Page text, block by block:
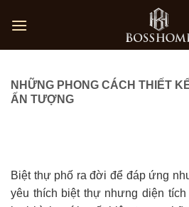
NHỮNG PHONG CÁCH THIẾT
ẤN TƯỢNG
Biệt thự phố ra đời để đáp ứng
yêu thích biệt thự nhưng diện